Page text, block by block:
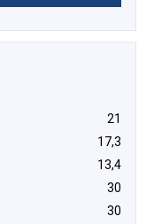
21
17,3
13,4
30
30